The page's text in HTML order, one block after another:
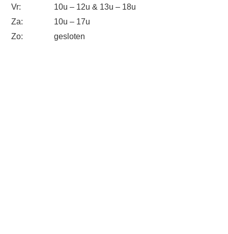
Vr:
10u – 12u & 13u – 18u
Za:
10u – 17u
Zo:
gesloten